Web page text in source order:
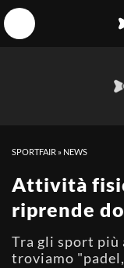
SPORTFAIR » NEWS
Attività
riprende
Tra gli sport più
troviamo